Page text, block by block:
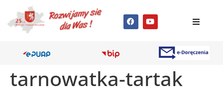
tarnowatka-tartak